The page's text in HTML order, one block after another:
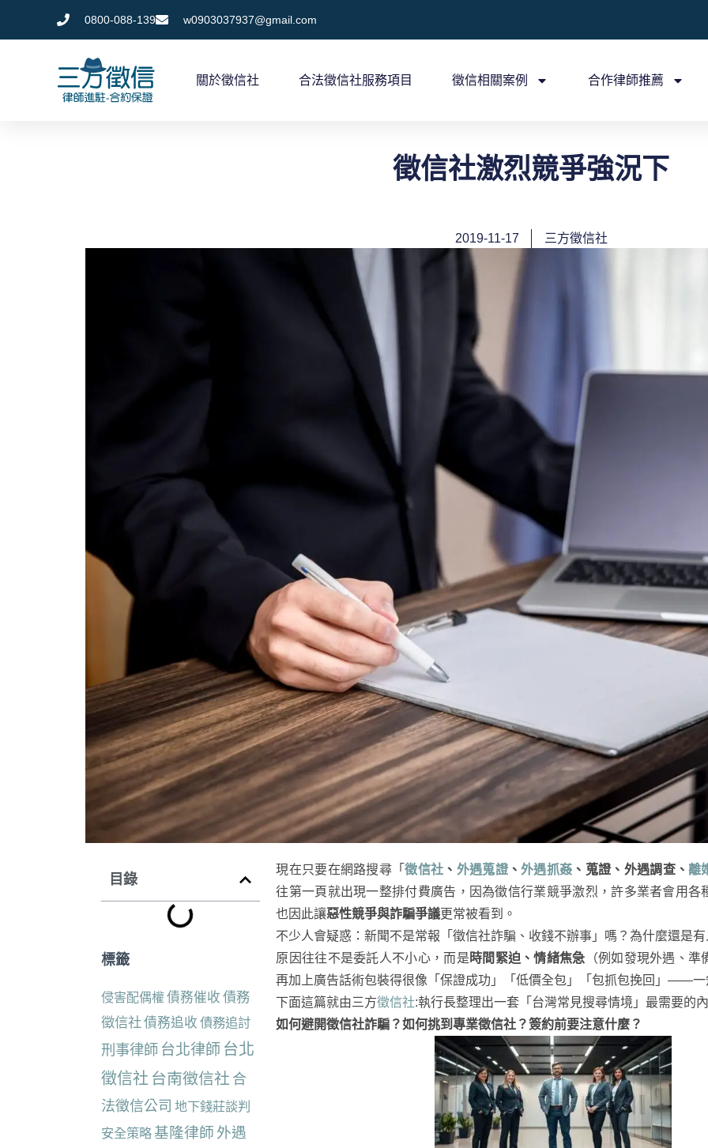
至
0800-088-139 w0903037937@gmail.com
關於徵信社 合法徵信社服務項目 徵信相關案例 合作律師推薦
徵信社激烈競爭強況下
2019-11-17 三方徵信社
目錄
標籤
侵害配偶權債務催收 債務
徵信社 債務追收 債務追討
刑事律師 台北律師 台北
徵信社 台南徵信社 合
法徵信公司 地下錢莊談判
安全策略 基隆律師 外遇
現在只要在網路搜尋「徵信社 、 外遇蒐證、外遇抓姦 、蒐證、外遇調查、離
往第一頁就出現一整排付費廣告，因為徵信行業競爭激烈，許多業者會用各
也因此讓惡性競爭與詐騙爭議更常被看到。
不少人會疑惑：新聞不是常報「徵信社詐騙、收錢不辦事」嗎？為什麼還是
原因往往不是委託人不小心，而是 時間緊迫、情緒焦急 （例如發現外遇、
再加上廣告話術包裝得很像「保證成功」「低價全包」「包抓包挽回」——
下面這篇就由三方徵信社:執行長整理出一套「台灣常見搜尋情境」最需要的
如何避開徵信社詐騙？如何挑到專業徵信社？簽約前要注意什麼？